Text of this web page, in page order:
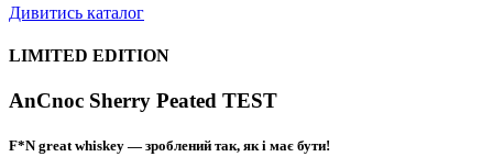
Дивитись каталог
LIMITED EDITION
AnCnoc Sherry Peated TEST
F*N great whiskey — зроблений так, як і має бути!